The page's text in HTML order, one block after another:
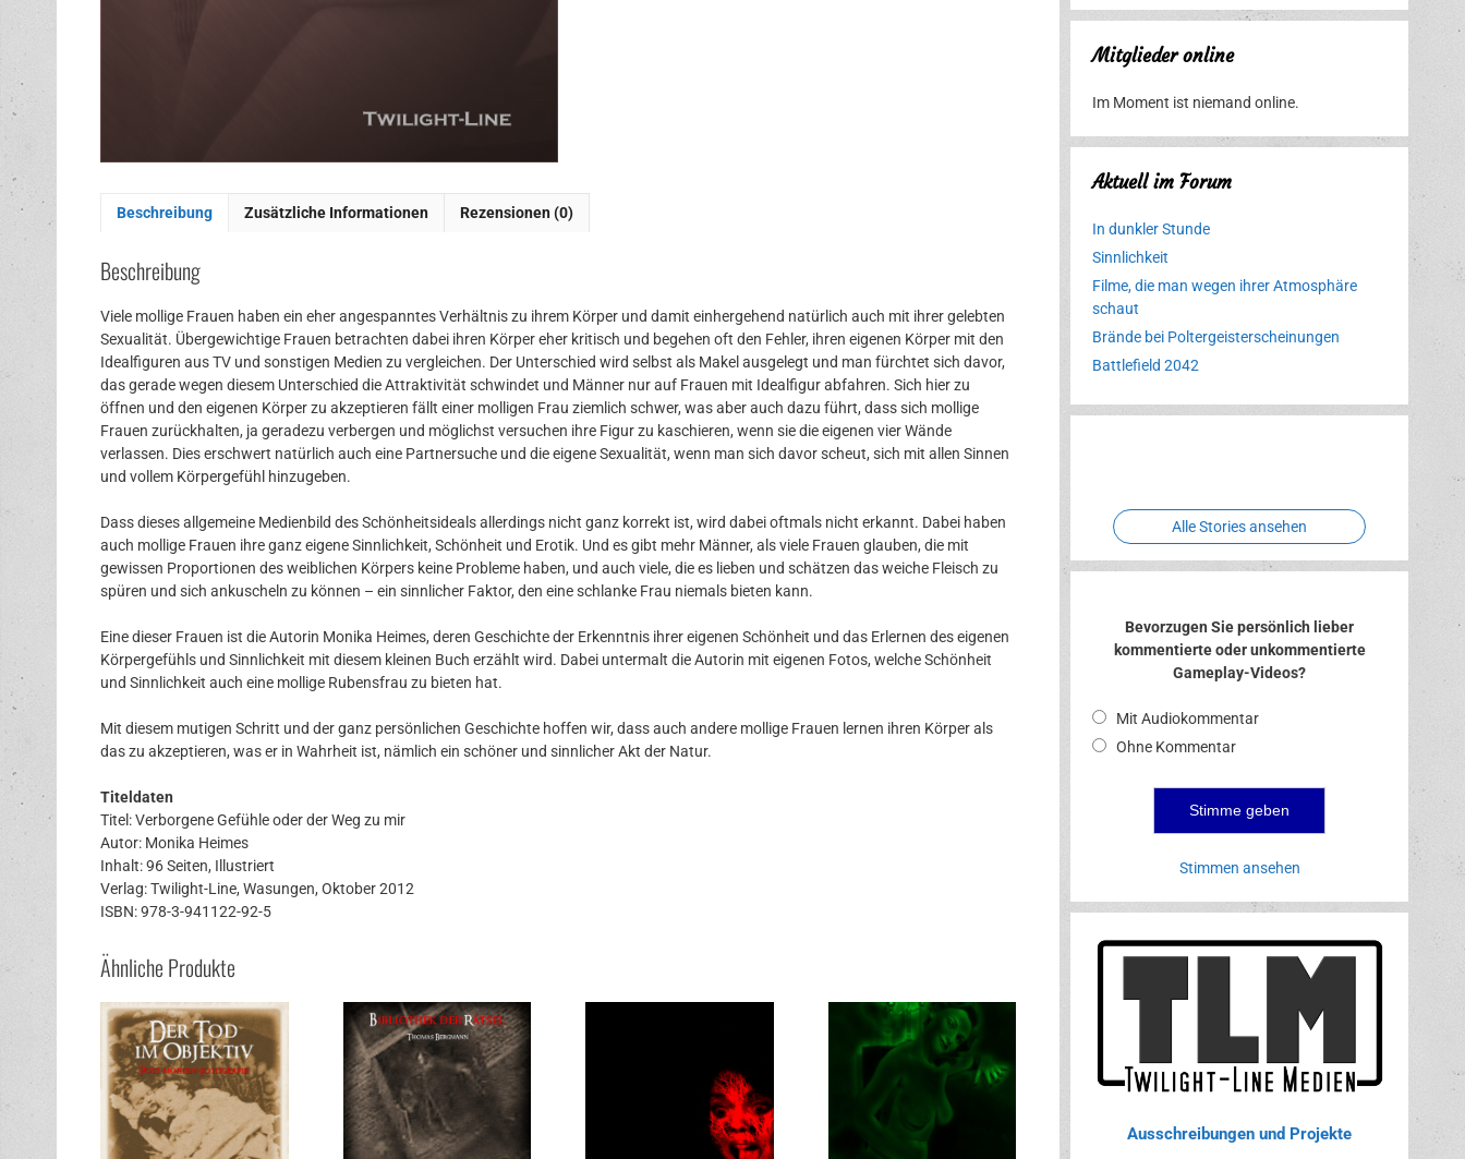
Beschreibung Zusätzliche Informationen Rezensionen (0)
Beschreibung
Viele mollige Frauen haben ein eher angespanntes Verhältnis zu ihrem Körper und damit einhergehend natürlich auch mit ihrer gelebten
Sexualität. Übergewichtige Frauen betrachten dabei ihren Körper eher kritisch und begehen oft den Fehler, ihren eigenen Körper mit den
Idealfiguren aus TV und sonstigen Medien zu vergleichen. Der Unterschied wird selbst als Makel ausgelegt und man fürchtet sich davor,
das gerade wegen diesem Unterschied die Attraktivität schwindet und Männer nur auf Frauen mit Idealfigur abfahren. Sich hier zu
öffnen und den eigenen Körper zu akzeptieren fällt einer molligen Frau ziemlich schwer, was aber auch dazu führt, dass sich mollige
Frauen zurückhalten, ja geradezu verbergen und möglichst versuchen ihre Figur zu kaschieren, wenn sie die eigenen vier Wände
verlassen. Dies erschwert natürlich auch eine Partnersuche und die eigene Sexualität, wenn man sich davor scheut, sich mit allen Sinnen
und vollem Körpergefühl hinzugeben.
Dass dieses allgemeine Medienbild des Schönheitsideals allerdings nicht ganz korrekt ist, wird dabei oftmals nicht erkannt. Dabei haben
auch mollige Frauen ihre ganz eigene Sinnlichkeit, Schönheit und Erotik. Und es gibt mehr Männer, als viele Frauen glauben, die mit
gewissen Proportionen des weiblichen Körpers keine Probleme haben, und auch viele, die es lieben und schätzen das weiche Fleisch zu
spüren und sich ankuscheln zu können – ein sinnlicher Faktor, den eine schlanke Frau niemals bieten kann.
Eine dieser Frauen ist die Autorin Monika Heimes, deren Geschichte der Erkenntnis ihrer eigenen Schönheit und das Erlernen des eigenen
Körpergefühls und Sinnlichkeit mit diesem kleinen Buch erzählt wird. Dabei untermalt die Autorin mit eigenen Fotos, welche Schönheit
und Sinnlichkeit auch eine mollige Rubensfrau zu bieten hat.
Mit diesem mutigen Schritt und der ganz persönlichen Geschichte hoffen wir, dass auch andere mollige Frauen lernen ihren Körper als
das zu akzeptieren, was er in Wahrheit ist, nämlich ein schöner und sinnlicher Akt der Natur.
Titeldaten
Titel: Verborgene Gefühle oder der Weg zu mir
Autor: Monika Heimes
Inhalt: 96 Seiten, Illustriert
Verlag: Twilight-Line, Wasungen, Oktober 2012
ISBN: 978-3-941122-92-5
Ähnliche Produkte
Mitglieder online
Im Moment ist niemand online.
Aktuell im Forum
In dunkler Stunde
Sinnlichkeit
Filme, die man wegen ihrer Atmosphäre
schaut
Brände bei Poltergeisterscheinungen
Battlefield 2042
Erlebnispark
Verbotene
Alle Stories ansehen
Bevorzugen Sie persönlich lieber
kommentierte oder unkommentierte
Gameplay-Videos?
Mit Audiokommentar
Ohne Kommentar
Stimmen ansehen
Ausschreibungen und Projekte